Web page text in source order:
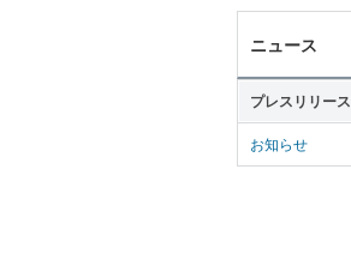
ニュース
プレスリリース
お知らせ